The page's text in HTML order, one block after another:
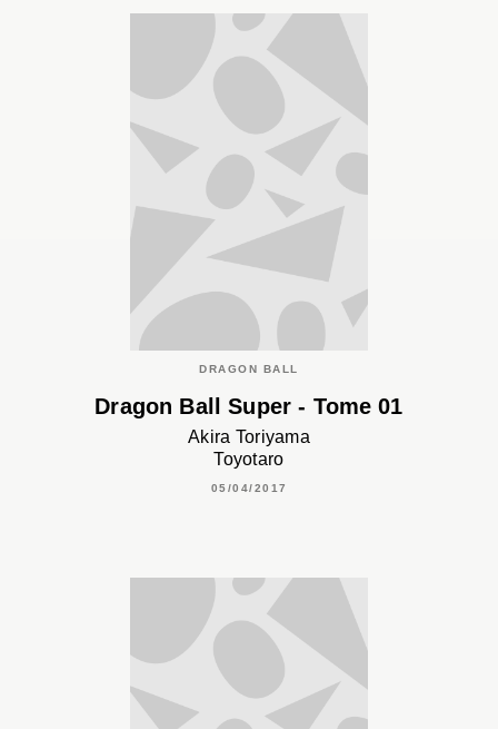
DRAGON BALL
Dragon Ball Super - Tome 01
Akira Toriyama
Toyotaro
05/04/2017